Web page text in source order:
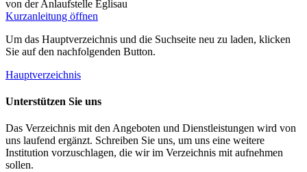
Kurzanleitung öffnen
Um das Hauptverzeichnis und die Suchseite neu zu laden, klicken
Sie auf den nachfolgenden Button.
Hauptverzeichnis
Unterstützen Sie uns
Das Verzeichnis mit den Angeboten und Dienstleistungen wird von
uns laufend ergänzt. Schreiben Sie uns, um uns eine weitere
Institution vorzuschlagen, die wir im Verzeichnis mit aufnehmen
sollen.